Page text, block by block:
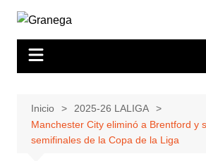
contenido
Inicio
2025-26 LALIGA
Manchester City eliminó a Brentford y
semifinales de la Copa de la Liga